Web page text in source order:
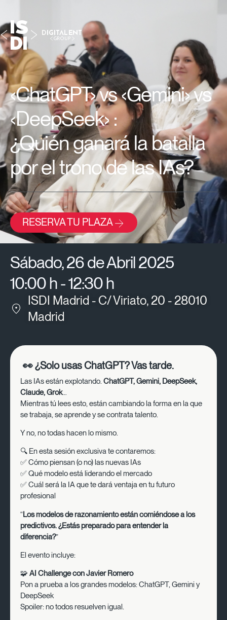
‹ChatGPT› vs ‹Gemini› vs
‹DeepSeek› :
¿Quién ganará la batalla
por el trono de las IAs?
RESERVA TU PLAZA
Sábado, 26 de Abril 2025
10:00 h - 12:30 h
ISDI Madrid - C/ Viriato, 20 - 28010
Madrid
👀 ¿Solo usas ChatGPT? Vas tarde.
Las IAs están explotando. ChatGPT, Gemini, DeepSeek,
Claude, Grok…
Mientras tú lees esto, están cambiando la forma en la que
se trabaja, se aprende y se contrata talento.
Y no, no todas hacen lo mismo.
🔍 En esta sesión exclusiva te contaremos:
✅ Cómo piensan (o no) las nuevas IAs
✅ Qué modelo está liderando el mercado
✅ Cuál será la IA que te dará ventaja en tu futuro
profesional
“Los modelos de razonamiento están comiéndose a los
predictivos. ¿Estás preparado para entender la
diferencia?”
El evento incluye:
🧩 AI Challenge con Javier Romero
Pon a prueba a los grandes modelos: ChatGPT, Gemini y
DeepSeek
Spoiler: no todos resuelven igual.